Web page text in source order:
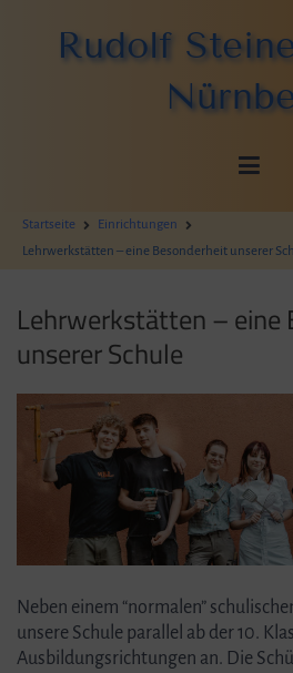
springenRudolf
Startseite
Einrichtungen
Lehrwerkstätten – eine Besonderheit unserer
Lehrwerkstätten – eine
unserer Schule
Neben einem “normalen”
unsere Schule parallel ab der 10.
Ausbildungsrichtungen an. Die